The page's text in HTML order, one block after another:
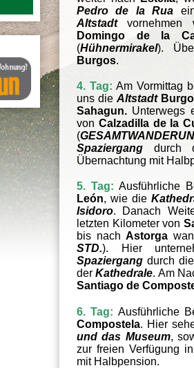
Pedro de la Rua
Altstadtvornehmen
Domingo de la
(Hühnermirakel).
Burgos.
4. Tag: Am Vormittag
uns die Altstadt
Sahagun. Unterwegs
von Calzadilla de la
(
Spaziergang durch
Übernachtung mit
5. Tag: Ausführliche
León, wie die
Isidoro. Danach
letzten Kilometer von
bis nach Astorga
STD.). Hier
Spaziergang durch
derKathedrale. Am
Santiago de
6. Tag: Ausführliche
Compostela. Hier
und das Museum,
zur freien Verfügung
mit Halbpension.